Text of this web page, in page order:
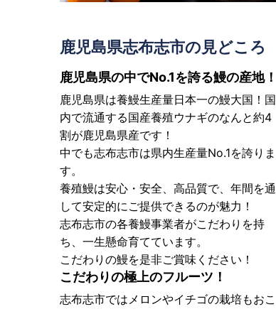
鹿児島県志布志市の見どころ
鹿児島県の中でNo.1を誇る鰻の産地！
鹿児島県は養鰻生産量日本一の鰻大国！国
内で流通する国産養殖ウナギのなんと約4
割が鹿児島県産です！
中でも志布志市は県内生産量No.1を誇りま
す。
養殖鰻は安心・安全、高品質で、年間を通
して安定的にご提供できるのが魅力！
志布志市の各養鰻事業者がこだわりを持
ち、一生懸命育てています。
こだわりの鰻を是非ご賞味ください！
こだわりの極上のフルーツ！
志布志市ではメロンやイチゴの栽培もおこ